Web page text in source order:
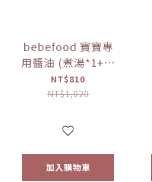
bebefood 寶寶專
用醬油 (煮湯*1+沾
用*1) + bebefood
兒童專用調味海鹽
NT$810
NT$1,020
加入購物車